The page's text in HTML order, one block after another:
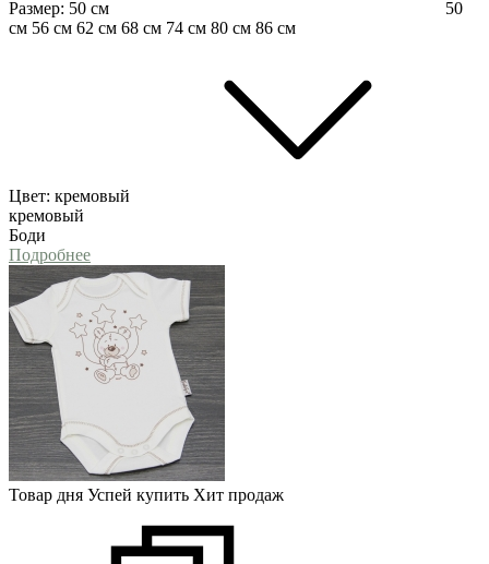
Размер: 50 см
50
см 56 см 62 см 68 см 74 см 80 см 86 см
Цвет: кремовый
кремовый
Боди
Подробнее
Товар дня Успей купить Хит продаж